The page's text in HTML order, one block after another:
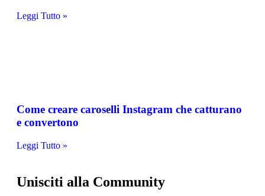
Leggi Tutto »
Come creare caroselli Instagram che catturano
e convertono
Leggi Tutto »
Unisciti alla Community